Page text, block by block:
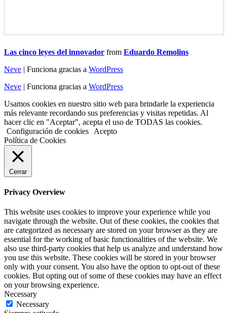
Las cinco leyes del innovador from Eduardo Remolins
Neve | Funciona gracias a WordPress
Neve | Funciona gracias a WordPress
Usamos cookies en nuestro sitio web para brindarle la experiencia
más relevante recordando sus preferencias y visitas repetidas. Al
hacer clic en "Aceptar", acepta el uso de TODAS las cookies.
Configuración de cookies
Acepto
Política de Cookies
Cerrar
Privacy Overview
This website uses cookies to improve your experience while you
navigate through the website. Out of these cookies, the cookies that
are categorized as necessary are stored on your browser as they are
essential for the working of basic functionalities of the website. We
also use third-party cookies that help us analyze and understand how
you use this website. These cookies will be stored in your browser
only with your consent. You also have the option to opt-out of these
cookies. But opting out of some of these cookies may have an effect
on your browsing experience.
Necessary
Necessary